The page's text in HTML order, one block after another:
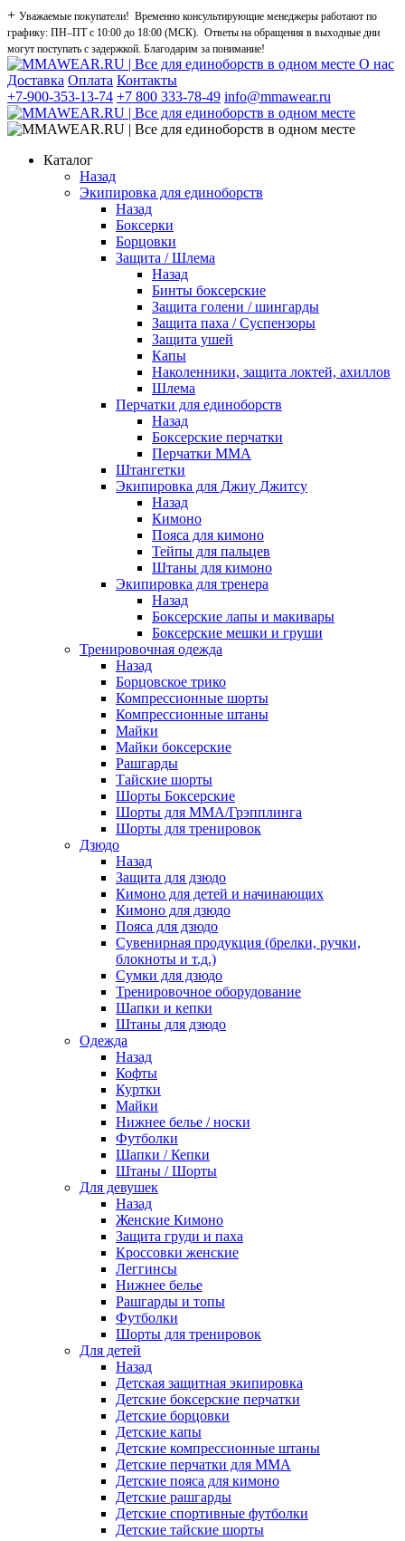
+ Уважаемые покупатели! Временно консультирующие менеджеры работают по
графику: ПН–ПТ с 10:00 до 18:00 (МСК). Ответы на обращения в выходные дни
могут поступать с задержкой. Благодарим за понимание!
О нас
Доставка Оплата Контакты
+7-900-353-13-74 +7 800 333-78-49 info@mmawear.ru
Каталог
Назад
Экипировка для единоборств
Назад
Боксерки
Борцовки
Защита / Шлема
Назад
Бинты боксерские
Защита голени / шингарды
Защита паха / Суспензоры
Защита ушей
Капы
Наколенники, защита локтей, ахиллов
Шлема
Перчатки для единоборств
Назад
Боксерские перчатки
Перчатки ММА
Штангетки
Экипировка для Джиу Джитсу
Назад
Кимоно
Пояса для кимоно
Тейпы для пальцев
Штаны для кимоно
Экипировка для тренера
Назад
Боксерские лапы и макивары
Боксерские мешки и груши
Тренировочная одежда
Назад
Борцовское трико
Компрессионные шорты
Компрессионные штаны
Майки
Майки боксерские
Рашгарды
Тайские шорты
Шорты Боксерские
Шорты для ММА/Грэпплинга
Шорты для тренировок
Дзюдо
Назад
Защита для дзюдо
Кимоно для детей и начинающих
Кимоно для дзюдо
Пояса для дзюдо
Сувенирная продукция (брелки, ручки,
блокноты и т.д.)
Сумки для дзюдо
Тренировочное оборудование
Шапки и кепки
Штаны для дзюдо
Одежда
Назад
Кофты
Куртки
Майки
Нижнее белье / носки
Футболки
Шапки / Кепки
Штаны / Шорты
Для девушек
Назад
Женские Кимоно
Защита груди и паха
Кроссовки женские
Леггинсы
Нижнее белье
Рашгарды и топы
Футболки
Шорты для тренировок
Для детей
Назад
Детская защитная экипировка
Детские боксерские перчатки
Детские борцовки
Детские капы
Детские компрессионные штаны
Детские перчатки для ММА
Детские пояса для кимоно
Детские рашгарды
Детские спортивные футболки
Детские тайские шорты